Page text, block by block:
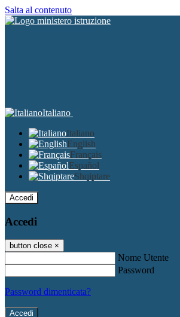
Salta al contenuto
Italiano
Italiano
English
Français
Español
Shqiptare
Accedi
Accedi
button close ×
Nome Utente
Password
Password dimenticata?